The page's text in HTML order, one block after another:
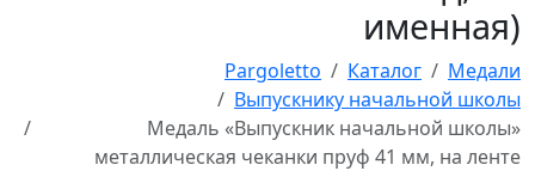
именная)
Pargoletto Каталог
Медали
Выпускнику начальной школы
Медаль «Выпускник начальной школы»
металлическая чеканки пруф 41 мм, на ленте